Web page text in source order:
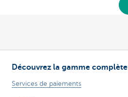
Découvrez la gamme complète
Services de paiements